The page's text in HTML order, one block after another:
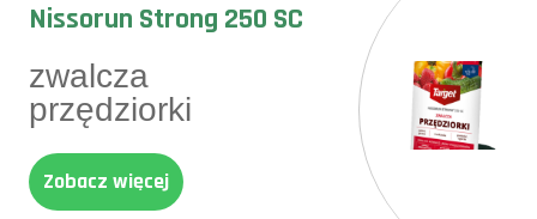
Nissorun Strong 250 SC
zwalcza
przędziorki
Zobacz więcej